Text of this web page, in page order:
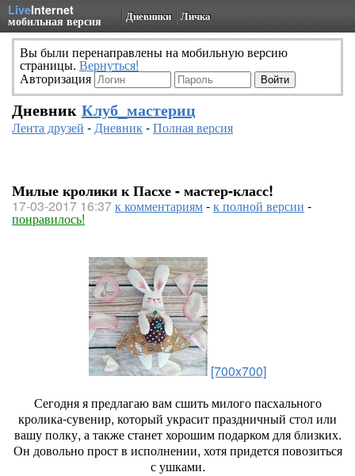
LiveInternet
мобильная версия Дневники Личка
Вы были перенаправлены на мобильную версию
страницы. Вернуться!
Авторизация
Дневник Клуб_мастериц
Лента друзей -Дневник-Полная версия
Милые кролики к Пасхе - мастер-класс!
17-03-2017 16:37к комментариям-к полной версии -
понравилось!
[700x700]
Сегодня я предлагаю вам сшить милого пасхального
кролика-сувенир, который украсит праздничный стол или
вашу полку, а также станет хорошим подарком для близких.
Он довольно прост в исполнении, хотя придется повозиться
с ушками.